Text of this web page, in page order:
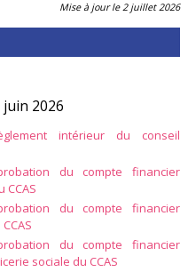
Mise à jour le 2 juillet 2026
2026
intérieur du conseil
du compte financier
CCAS
du compte financier
du compte financier
sociale du CCAS